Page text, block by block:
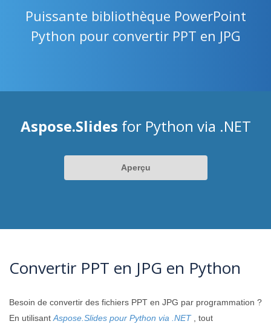
Puissante bibliothèque PowerPoint
Python pour convertir PPT en JPG
Aspose.Slides for Python via .NET
Aperçu
Convertir PPT en JPG en Python
Besoin de convertir des fichiers PPT en JPG par programmation ?
En utilisant Aspose.Slides pour Python via .NET, tout